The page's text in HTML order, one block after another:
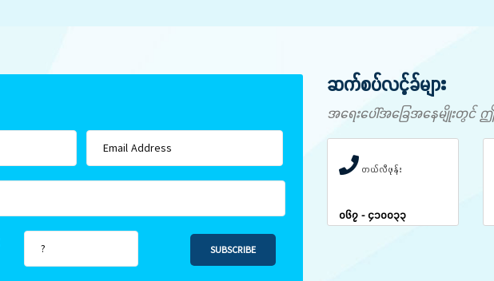
SUBSCRIBE
ဆက်စပ်လင့်ခ်များ
အရေးပေါ်အခြေအနေမျိုးတွင် ဤ
တယ်လီဖုန်း
၀၆၇ - ၄၁၀၀၃၃